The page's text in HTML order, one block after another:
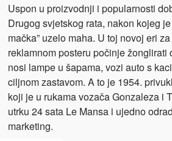
Uspon u proizvodnji i popularnosti
Drugog svjetskog rata, nakon kojeg
mačka” uzelo maha. U toj novoj eri
reklamnom posteru počinje žonglirati
nosi lampe u šapama, vozi auto s
ciljnom zastavom. A to je 1954.
koji je u rukama vozača Gonzaleza i
utrku 24 sata Le Mansa i ujedno
marketing.